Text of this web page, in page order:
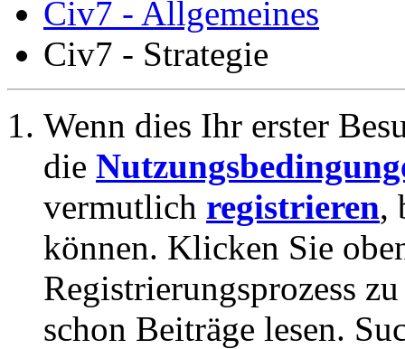
Civ7 - Allgemeines
Civ7 - Strategie
Wenn dies Ihr erster
die
vermutlich registrieren,
können. Klicken Sie
Registrierungsprozess
schon Beiträge lesen.